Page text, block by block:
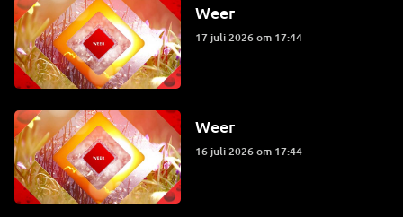
Weer
17 juli 2026 om 17:44
Weer
16 juli 2026 om 17:44